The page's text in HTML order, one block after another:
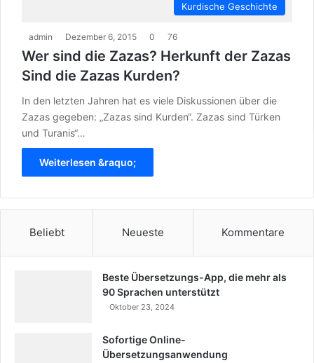
Kurdische Geschichte
admin Dezember 6, 2015 0 76
Wer sind die Zazas? Herkunft der Zazas
Sind die Zazas Kurden?
In den letzten Jahren hat es viele Diskussionen über die
Zazas gegeben: „Zazas sind Kurden“. Zazas sind Türken
und Turanis“…
Weiterlesen &raquo;
Beliebt Neueste Kommentare
Beste Übersetzungs-App, die mehr als
90 Sprachen unterstützt
Oktober 23, 2024
Sofortige Online-
Übersetzungsanwendung